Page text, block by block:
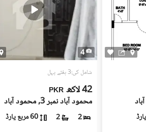
دیے گئے اشتہارات (لسٹنگز) کے لیے ذمہ دار
قانونی حیثیت کے لیے خود ذمہ دار ہیں۔
ور قانونی یا رئیل اسٹیٹ ماہرین سے
4
شامل کی:3 ہفتے پہل
PKR 42 لاکھ
محمود آباد نمبر 3, محمود آباد
2
2 60 مربع یارڈ